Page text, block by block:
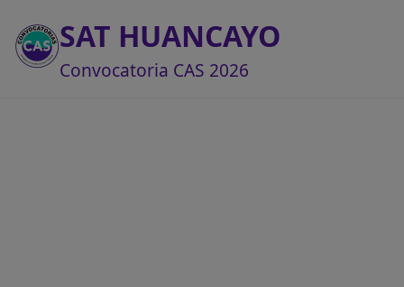
SAT HUANCAYO
Convocatoria CAS 2026